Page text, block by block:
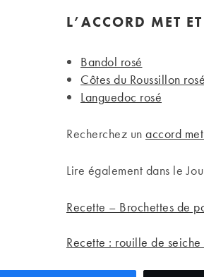
L’ACCORD MET
Bandol rosé
Côtes du Roussillon rosé
Languedoc rosé
Recherchez un accord
Lire également dans le
Recette – Brochettes de
Recette : rouille de seiche